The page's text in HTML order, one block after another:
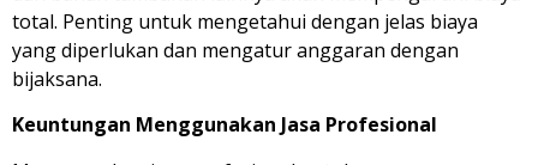
total. Penting untuk mengetahui dengan jelas biaya
yang diperlukan dan mengatur anggaran dengan
bijaksana.
Keuntungan Menggunakan Jasa Profesional